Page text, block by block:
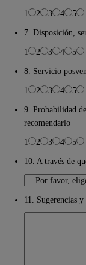
1
2 3 4
5
7. Disposición,
1
2 3 4
5
8. Servicio
1
2 3 4
5
9. Probabilidad
recomendarlo
1
2 3 4
5
10. A través de
11. Sugerencias